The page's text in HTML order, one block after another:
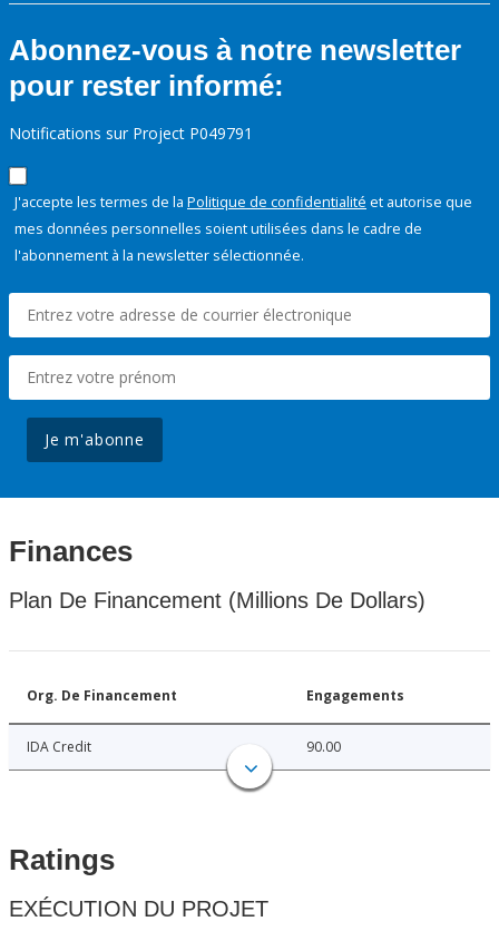
Abonnez-vous à notre newsletter
pour rester informé:
Notifications sur Project P049791
J'accepte les termes de la Politique de confidentialité et autorise que
mes données personnelles soient utilisées dans le cadre de
l'abonnement à la newsletter sélectionnée.
Je m'abonne
Finances
Plan De Financement (Millions De Dollars)
Org. De Financement Engagements
IDA Credit 90.00
Ratings
EXÉCUTION DU PROJET